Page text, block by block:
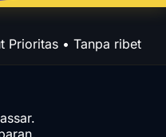
Prioritas • Tanpa ribet